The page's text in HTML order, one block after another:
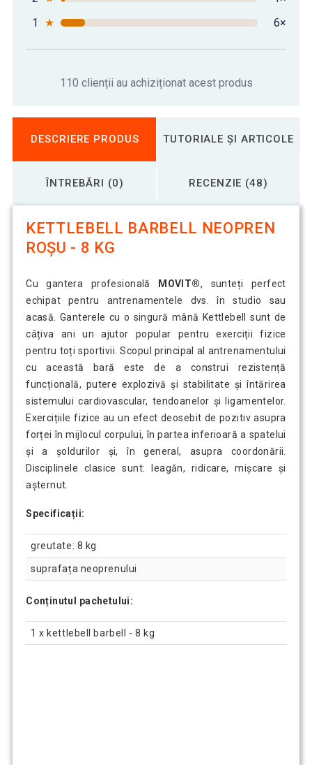
1
★ 6×
110 clienții au achiziționat acest produs
DESCRIERE PRODUS TUTORIALE ȘI ARTICOLE
ÎNTREBĂRI (0) RECENZIE (48)
KETTLEBELL BARBELL NEOPREN
ROȘU - 8 KG
Cu gantera profesională MOVIT®, sunteți perfect
echipat pentru antrenamentele dvs. în studio sau
acasă. Ganterele cu o singură mână Kettlebell sunt de
câțiva ani un ajutor popular pentru exerciții fizice
pentru toți sportivii. Scopul principal al antrenamentului
cu această bară este de a construi rezistență
funcțională, putere explozivă și stabilitate și întărirea
sistemului cardiovascular, tendoanelor și ligamentelor.
Exercițiile fizice au un efect deosebit de pozitiv asupra
forței în mijlocul corpului, în partea inferioară a spatelui
și a șoldurilor și, în general, asupra coordonării.
Disciplinele clasice sunt: ​​leagăn, ridicare, mișcare și
așternut.
Specificații:
greutate: 8 kg
suprafața neoprenului
Conținutul pachetului:
1 x kettlebell barbell - 8 kg